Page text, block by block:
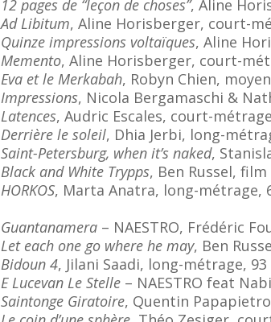
12 pages de “leçon de choses”, Aline
Ad Libitum, Aline Horisberger, court-
Quinze impressions voltaïques, Aline
Memento, Aline Horisberger, court-
Eva et le Merkabah, Robyn Chien,
Impressions, Nicola Bergamaschi &
Latences, Audric Escales, court-
Derrière le soleil, Dhia Jerbi, long-
Saint-Petersburg, when it’s naked,
Black and White Trypps, Ben Russel,
HORKOS, Marta Anatra, long-métrage,
Guantanamera – NAESTRO, Frédéric
Let each one go where he may, Ben
Bidoun 4, Jilani Saadi, long-métrage,
E Lucevan Le Stelle – NAESTRO feat
Saintonge Giratoire, Quentin